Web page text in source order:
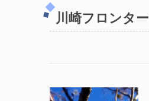
川崎フロンタ